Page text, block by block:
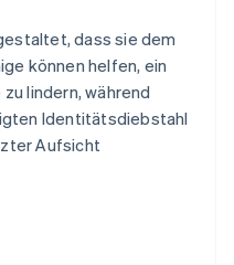
dass sie dem
können helfen, ein
lindern, während
Identitätsdiebstahl
Aufsicht